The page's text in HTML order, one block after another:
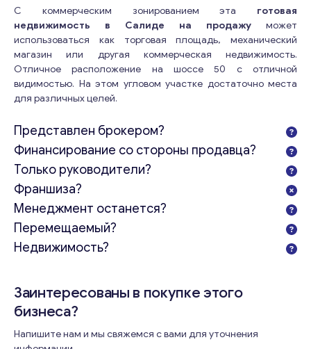
С коммерческим зонированием эта готовая
недвижимость в Салиде на продажу может
использоваться как торговая площадь, механический
магазин или другая коммерческая недвижимость.
Отличное расположение на шоссе 50 с отличной
видимостью. На этом угловом участке достаточно места
для различных целей.
Представлен брокером?
Финансирование со стороны продавца?
Только руководители?
Франшиза?
Менеджмент останется?
Перемещаемый?
Недвижимость?
Заинтересованы в покупке этого
бизнеса?
Напишите нам и мы свяжемся с вами для уточнения